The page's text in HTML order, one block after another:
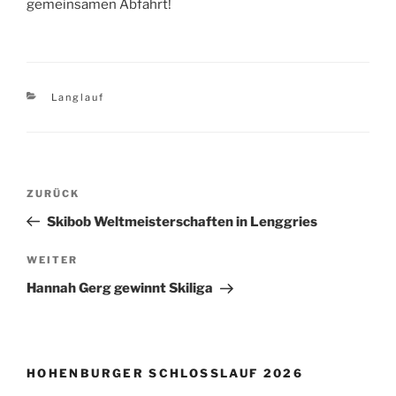
gemeinsamen Abfahrt!
Kategorien
Langlauf
Beitragsnavigation
Vorheriger
Beitrag
ZURÜCK
Skibob Weltmeisterschaften in Lenggries
Nächster
Beitrag
WEITER
Hannah Gerg gewinnt Skiliga
HOHENBURGER SCHLOSSLAUF 2026